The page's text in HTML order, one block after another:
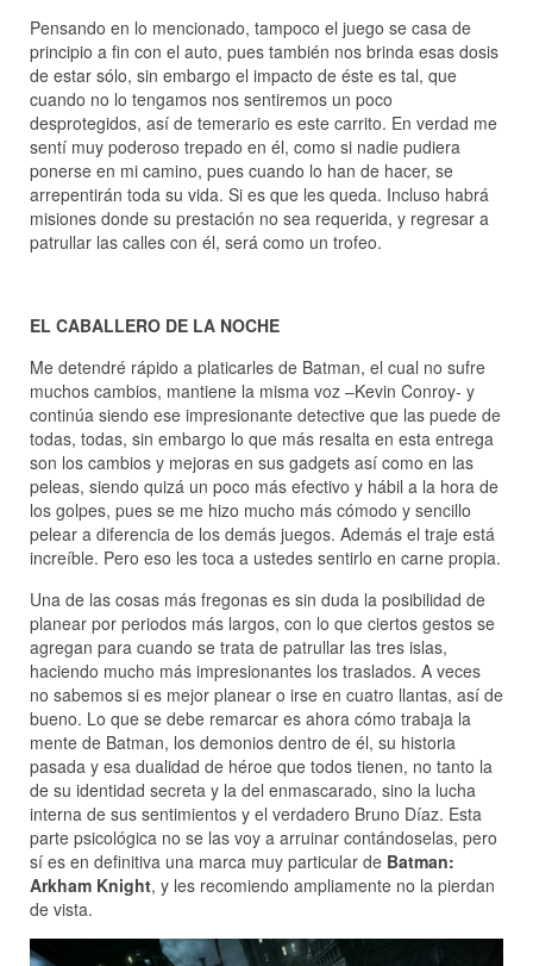
Pensando en lo mencionado, tampoco el juego se casa de
principio a fin con el auto, pues también nos brinda esas dosis
de estar sólo, sin embargo el impacto de éste es tal, que
cuando no lo tengamos nos sentiremos un poco
desprotegidos, así de temerario es este carrito. En verdad me
sentí muy poderoso trepado en él, como si nadie pudiera
ponerse en mi camino, pues cuando lo han de hacer, se
arrepentirán toda su vida. Si es que les queda. Incluso habrá
misiones donde su prestación no sea requerida, y regresar a
patrullar las calles con él, será como un trofeo.
EL CABALLERO DE LA NOCHE
Me detendré rápido a platicarles de Batman, el cual no sufre
muchos cambios, mantiene la misma voz –Kevin Conroy- y
continúa siendo ese impresionante detective que las puede de
todas, todas, sin embargo lo que más resalta en esta entrega
son los cambios y mejoras en sus gadgets así como en las
peleas, siendo quizá un poco más efectivo y hábil a la hora de
los golpes, pues se me hizo mucho más cómodo y sencillo
pelear a diferencia de los demás juegos. Además el traje está
increíble. Pero eso les toca a ustedes sentirlo en carne propia.
Una de las cosas más fregonas es sin duda la posibilidad de
planear por periodos más largos, con lo que ciertos gestos se
agregan para cuando se trata de patrullar las tres islas,
haciendo mucho más impresionantes los traslados. A veces
no sabemos si es mejor planear o irse en cuatro llantas, así de
bueno. Lo que se debe remarcar es ahora cómo trabaja la
mente de Batman, los demonios dentro de él, su historia
pasada y esa dualidad de héroe que todos tienen, no tanto la
de su identidad secreta y la del enmascarado, sino la lucha
interna de sus sentimientos y el verdadero Bruno Díaz. Esta
parte psicológica no se las voy a arruinar contándoselas, pero
sí es en definitiva una marca muy particular de Batman:
Arkham Knight, y les recomiendo ampliamente no la pierdan
de vista.